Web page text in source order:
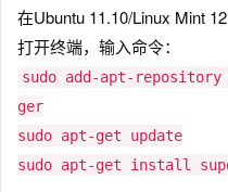
在Ubuntu 11.10/Linux Mint
打开终端，输入命令：
sudo add-apt-repository
ger
sudo apt-get update
sudo apt-get install